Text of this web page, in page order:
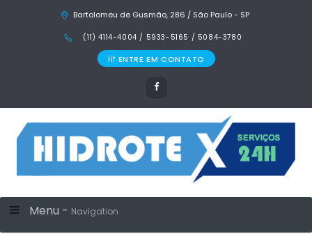
Bartolomeu de Gusmão, 286 / São Paulo - SP
(11) 4114-4004 / 5933-5165 / 5084-3780
ENTRE EM CONTATO
Menu - Navigation